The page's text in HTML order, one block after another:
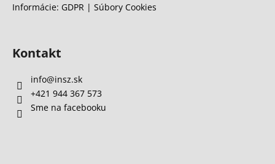
Informácie: GDPR | Súbory Cookies
Kontakt
info@insz.sk
+421 944 367 573
Sme na facebooku